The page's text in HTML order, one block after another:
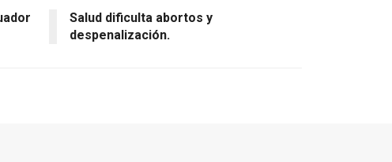
Salud dificulta abortos y
despenalización.